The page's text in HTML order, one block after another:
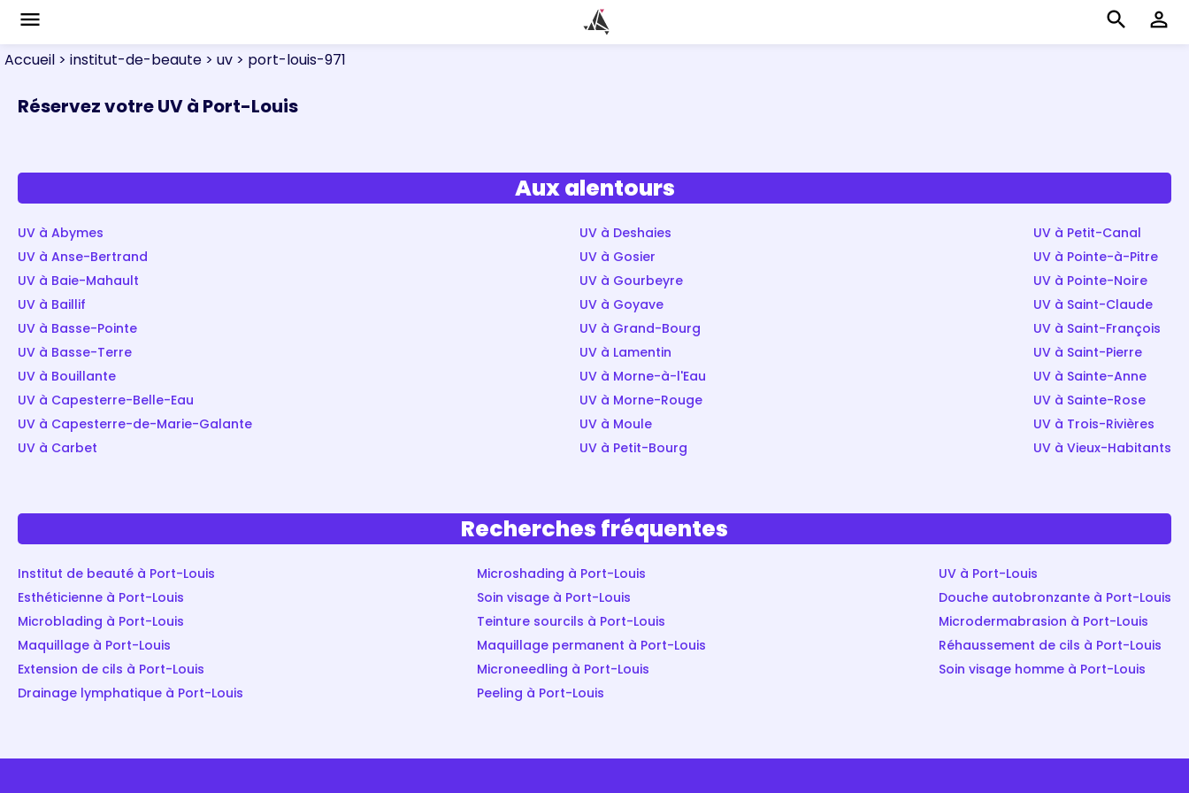
menu search perm_identity
Accueil > institut-de-beaute > uv > port-louis-971
Réservez votre UV à Port-Louis
Aux alentours
UV à Abymes
UV à Anse-Bertrand
UV à Baie-Mahault
UV à Baillif
UV à Basse-Pointe
UV à Basse-Terre
UV à Bouillante
UV à Capesterre-Belle-Eau
UV à Capesterre-de-Marie-Galante
UV à Carbet
UV à Deshaies
UV à Gosier
UV à Gourbeyre
UV à Goyave
UV à Grand-Bourg
UV à Lamentin
UV à Morne-à-l'Eau
UV à Morne-Rouge
UV à Moule
UV à Petit-Bourg
UV à Petit-Canal
UV à Pointe-à-Pitre
UV à Pointe-Noire
UV à Saint-Claude
UV à Saint-François
UV à Saint-Pierre
UV à Sainte-Anne
UV à Sainte-Rose
UV à Trois-Rivières
UV à Vieux-Habitants
Recherches fréquentes
Institut de beauté à Port-Louis
Esthéticienne à Port-Louis
Microblading à Port-Louis
Maquillage à Port-Louis
Extension de cils à Port-Louis
Drainage lymphatique à Port-Louis
Microshading à Port-Louis
Soin visage à Port-Louis
Teinture sourcils à Port-Louis
Maquillage permanent à Port-Louis
Microneedling à Port-Louis
Peeling à Port-Louis
UV à Port-Louis
Douche autobronzante à Port-Louis
Microdermabrasion à Port-Louis
Réhaussement de cils à Port-Louis
Soin visage homme à Port-Louis